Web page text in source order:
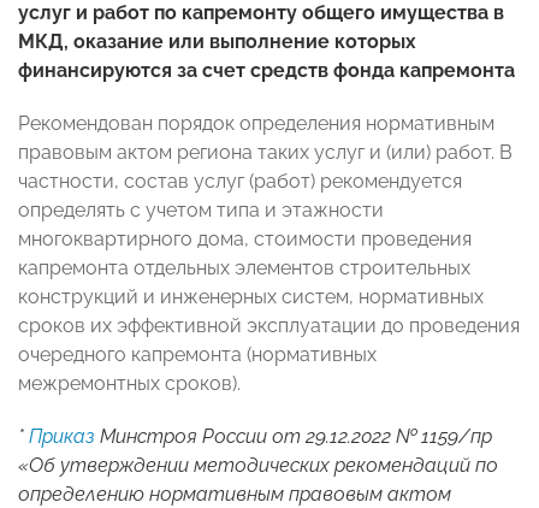
услуг и работ по капремонту общего имущества в
МКД, оказание или выполнение которых
финансируются за счет средств фонда капремонта
Рекомендован порядок определения нормативным
правовым актом региона таких услуг и (или) работ. В
частности, состав услуг (работ) рекомендуется
определять с учетом типа и этажности
многоквартирного дома, стоимости проведения
капремонта отдельных элементов строительных
конструкций и инженерных систем, нормативных
сроков их эффективной эксплуатации до проведения
очередного капремонта (нормативных
межремонтных сроков).
* Приказ Минстроя России от 29.12.2022 № 1159/пр
«Об утверждении методических рекомендаций по
определению нормативным правовым актом